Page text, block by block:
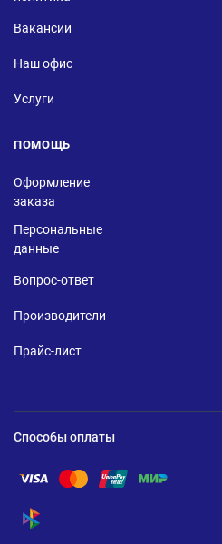
Вакансии
Наш офис
Услуги
ПОМОЩЬ
Оформление
заказа
Персональные
данные
Вопрос-ответ
Производители
Прайс-лист
Способы оплаты
Помощь по оплате Visa
Помощь по оплате
Помощь по оплате
Помощь по
Помощь по оплате СБП